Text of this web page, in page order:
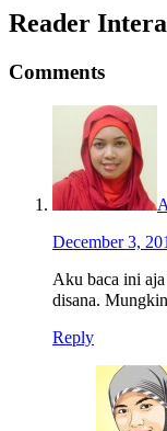
Reader
Comments
December 3,
Aku baca ini
disana.
Reply